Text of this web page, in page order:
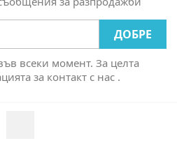
всеки момент. За целта
за контакт с нас .